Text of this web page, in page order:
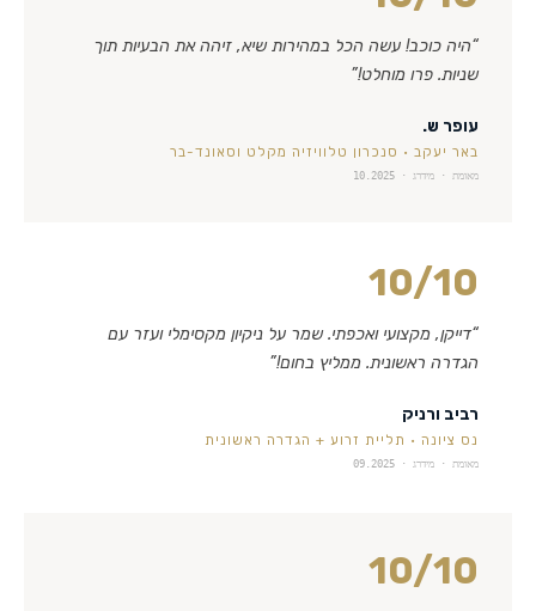
“היה כוכב! עשה הכל במהירות שיא, זיהה את הבעיות תוך
שניות. פרו מוחלט!”
עופר ש.
באר יעקב · סנכרון טלוויזיה מקלט וסאונד-בר
מאומת · מידרג · 10.2025
10/10
“דייקן, מקצועי ואכפתי. שמר על ניקיון מקסימלי ועזר עם
הגדרה ראשונית. ממליץ בחום!”
רביב ורניק
נס ציונה · תליית זרוע + הגדרה ראשונית
מאומת · מידרג · 09.2025
10/10